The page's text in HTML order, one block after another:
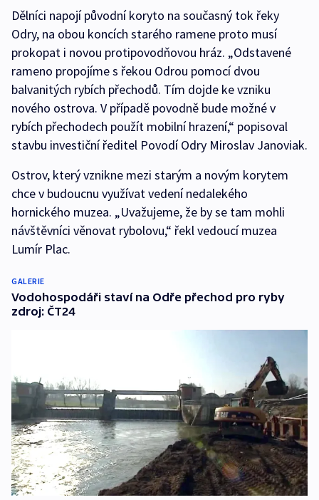
Dělníci napojí původní koryto na současný tok řeky
Odry, na obou koncích starého ramene proto musí
prokopat i novou protipovodňovou hráz. „Odstavené
rameno propojíme s řekou Odrou pomocí dvou
balvanitých rybích přechodů. Tím dojde ke vzniku
nového ostrova. V případě povodně bude možné v
rybích přechodech použít mobilní hrazení,“ popisoval
stavbu investiční ředitel Povodí Odry Miroslav Janoviak.
Ostrov, který vznikne mezi starým a novým korytem
chce v budoucnu využívat vedení nedalekého
hornického muzea. „Uvažujeme, že by se tam mohli
návštěvníci věnovat rybolovu,“ řekl vedoucí muzea
Lumír Plac.
GALERIE
Vodohospodáři staví na Odře přechod pro ryby
zdroj: ČT24